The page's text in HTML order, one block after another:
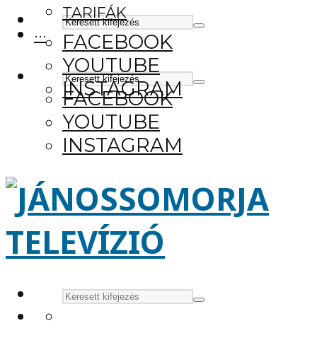
FACEBOOK
YOUTUBE
INSTAGRAM
TARIFÁK
···
FACEBOOK
YOUTUBE
INSTAGRAM